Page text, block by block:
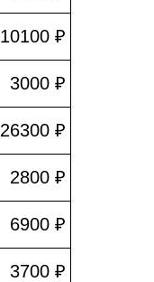
10100 ₽
3000 ₽
26300 ₽
2800 ₽
6900 ₽
3700 ₽